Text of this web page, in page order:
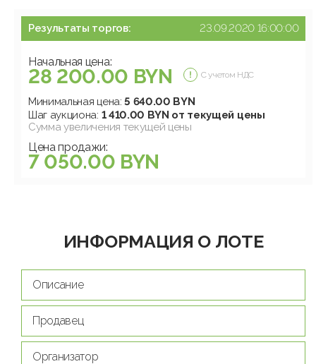
Результаты торгов: 23.09.2020 16:00:00
Начальная цена:
28 200.00 BYN С учетом НДС
Минимальная цена:5 640.00 BYN
Шаг аукциона: 1 410.00 BYN от текущей цены
Сумма увеличения текущей цены
Цена продажи:
7 050.00 BYN
ИНФОРМАЦИЯ О ЛОТЕ
Описание
Продавец
Организатор